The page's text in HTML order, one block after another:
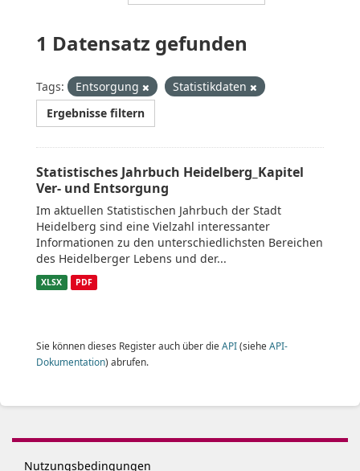
1 Datensatz gefunden
Tags: Entsorgung
Statistikdaten
Ergebnisse filtern
Statistisches Jahrbuch Heidelberg_Kapitel
Ver- und Entsorgung
Im aktuellen Statistischen Jahrbuch der Stadt
Heidelberg sind eine Vielzahl interessanter
Informationen zu den unterschiedlichsten Bereichen
des Heidelberger Lebens und der...
XLSX PDF
Sie können dieses Register auch über die API(siehe API-
Dokumentation) abrufen.
Nutzungsbedingungen